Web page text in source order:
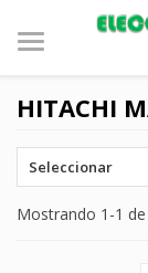
HITACHI
Seleccionar
Mostrando 1-1